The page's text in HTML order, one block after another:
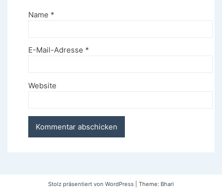
Name *
E-Mail-Adresse *
Website
Stolz präsentiert von WordPress Theme: Bhari